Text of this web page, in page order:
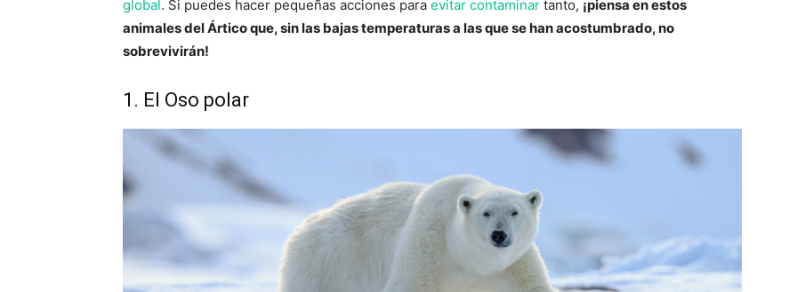
global. Si puedes hacer pequeñas acciones para evitar contaminar tanto, ¡piensa en estos
animales del Ártico que, sin las bajas temperaturas a las que se han acostumbrado, no
sobrevivirán!
1. El Oso polar